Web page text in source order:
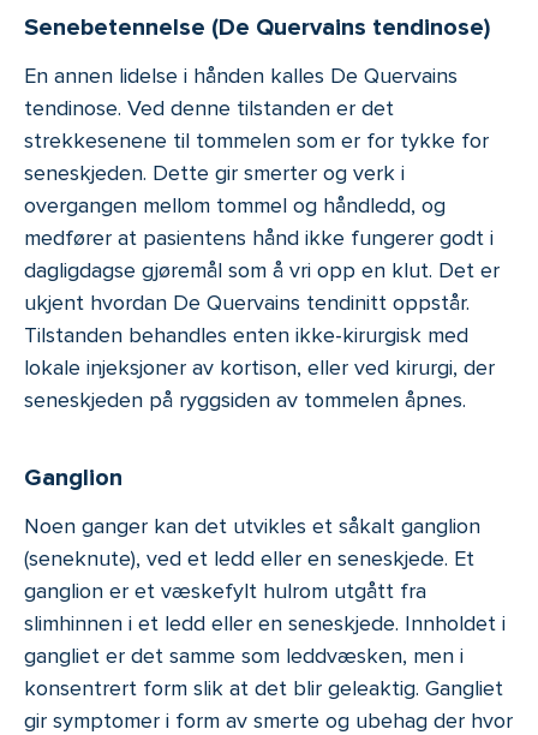
Senebetennelse (De Quervains tendinose)
En annen lidelse i hånden kalles De Quervains
tendinose. Ved denne tilstanden er det
strekkesenene til tommelen som er for tykke for
seneskjeden. Dette gir smerter og verk i
overgangen mellom tommel og håndledd, og
medfører at pasientens hånd ikke fungerer godt i
dagligdagse gjøremål som å vri opp en klut. Det er
ukjent hvordan De Quervains tendinitt oppstår.
Tilstanden behandles enten ikke-kirurgisk med
lokale injeksjoner av kortison, eller ved kirurgi, der
seneskjeden på ryggsiden av tommelen åpnes.
Ganglion
Noen ganger kan det utvikles et såkalt ganglion
(seneknute), ved et ledd eller en seneskjede. Et
ganglion er et væskefylt hulrom utgått fra
slimhinnen i et ledd eller en seneskjede. Innholdet i
gangliet er det samme som leddvæsken, men i
konsentrert form slik at det blir geleaktig. Gangliet
gir symptomer i form av smerte og ubehag der hvor